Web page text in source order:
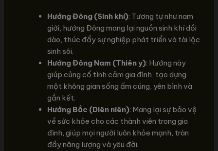
Hướng Đông (Sinh khí): Tương tự như nam
giới, hướng Đông mang lại nguồn sinh khí dồi
dào, thúc đẩy sự nghiệp phát triển và tài lộc
sinh sôi.
Hướng Đông Nam (Thiên y): Hướng này
giúp củng cố tình cảm gia đình, tạo dựng
một không gian sống ấm cúng, yên bình và
gắn kết.
Hướng Bắc (Diên niên): Mang lại sự bảo vệ
về sức khỏe cho các thành viên trong gia
đình, giúp mọi người luôn khỏe mạnh, tràn
đầy năng lượng và yêu đời.